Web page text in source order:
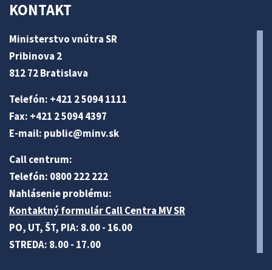
KONTAKT
Ministerstvo vnútra SR
Pribinova 2
812 72 Bratislava
Telefón: +421 2 5094 1111
Fax: +421 2 5094 4397
E-mail: public@minv.sk
Call centrum:
Telefón: 0800 222 222
Nahlásenie problému:
Kontaktný formulár Call Centra MV SR
PO, UT, ŠT, PIA: 8.00 - 16.00
STREDA: 8.00 - 17.00